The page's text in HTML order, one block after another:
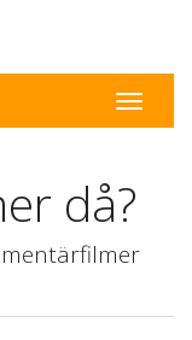
Toggle
då?